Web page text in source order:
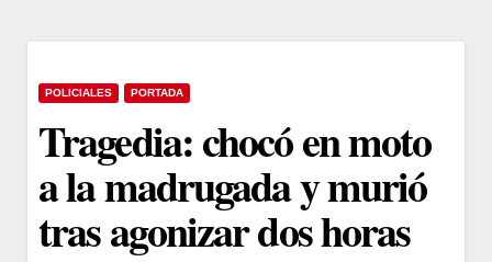
POLICIALES PORTADA
Tragedia: chocó en moto
a la madrugada y murió
tras agonizar dos horas